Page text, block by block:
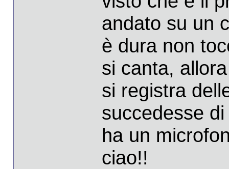
andato su un
è dura non
si canta,
si registra
succedesse
ha un
ciao!!